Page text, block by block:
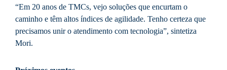
“Em 20 anos de TMCs, vejo soluções que encurtam o
caminho e têm altos índices de agilidade. Tenho certeza que
precisamos unir o atendimento com tecnologia”, sintetiza
Mori.